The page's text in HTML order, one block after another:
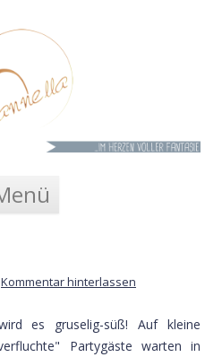
Kommentar hinterlassen
es gruselig-süß! Auf kleine
Partygäste warten in